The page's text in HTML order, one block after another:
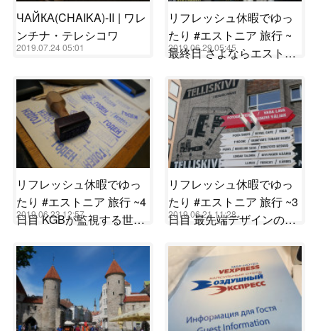
ЧАЙКА(CHAIKA)-Ⅱ | ワレ
ンチナ・テレシコワ
2019.07.24 05:01
リフレッシュ休暇でゆっ
たり #エストニア 旅行 ~
最終日 さよならエスト…
2019.06.29 05:45
リフレッシュ休暇でゆっ
たり #エストニア 旅行 ~4
日目 KGBが監視する世…
2019.06.23 12:57
リフレッシュ休暇でゆっ
たり #エストニア 旅行 ~3
日目 最先端デザインの…
2019.06.21 11:28